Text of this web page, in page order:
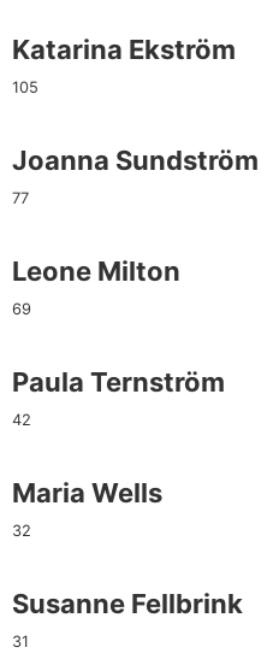
Katarina Ekström
105
Joanna Sundström
77
Leone Milton
69
Paula Ternström
42
Maria Wells
32
Susanne Fellbrink
31